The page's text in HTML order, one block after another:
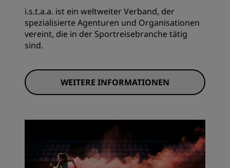
i.s.t.a.a. ist ein weltweiter Verband, der
spezialisierte Agenturen und Organisationen
vereint, die in der Sportreisebranche tätig
sind.
WEITERE INFORMATIONEN